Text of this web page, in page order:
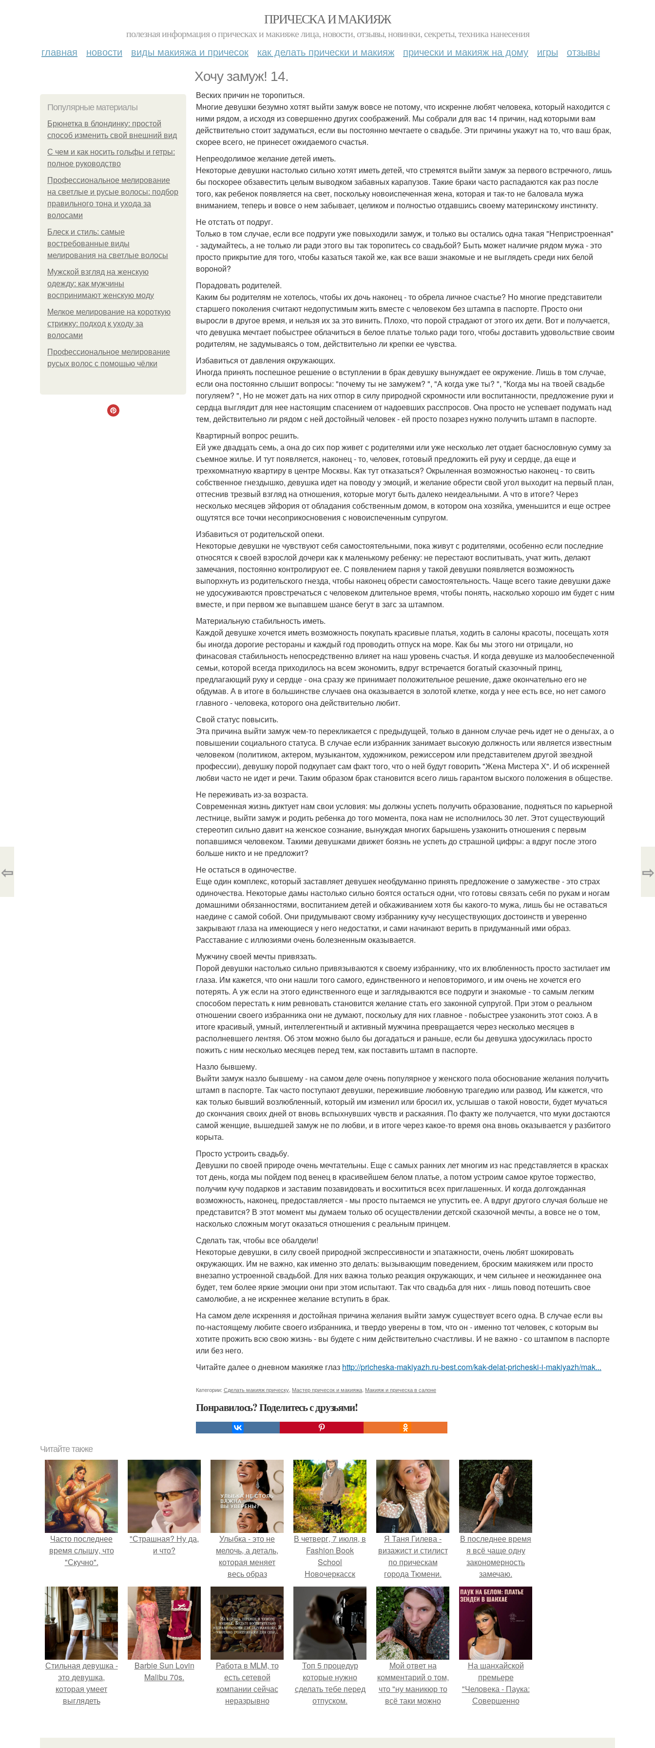
ПРИЧЕСКА И МАКИЯЖ
полезная информация о прическах и макияже лица, новости, отзывы, новинки, секреты, техника нанесения
главная новости виды макияжа и причесок как делать прически и макияж прически и макияж на дому игры отзывы
Хочу замуж! 14.
Популярные материалы
Брюнетка в блондинку: простой
способ изменить свой внешний вид
С чем и как носить гольфы и гетры:
полное руководство
Профессиональное мелирование
на светлые и русые волосы: подбор
правильного тона и ухода за
волосами
Блеск и стиль: самые
востребованные виды
мелирования на светлые волосы
Мужской взгляд на женскую
одежду: как мужчины
воспринимают женскую моду
Мелкое мелирование на короткую
стрижку: подход к уходу за
волосами
Профессиональное мелирование
русых волос с помощью чёлки
Веских причин не торопиться.
Многие девушки безумно хотят выйти замуж вовсе не потому, что искренне любят человека, который находится с
ними рядом, а исходя из совершенно других соображений. Мы собрали для вас 14 причин, над которыми вам
действительно стоит задуматься, если вы постоянно мечтаете о свадьбе. Эти причины укажут на то, что ваш брак,
скорее всего, не принесет ожидаемого счастья.
Непреодолимое желание детей иметь.
Некоторые девушки настолько сильно хотят иметь детей, что стремятся выйти замуж за первого встречного, лишь
бы поскорее обзавестить целым выводком забавных карапузов. Такие браки часто распадаются как раз после
того, как ребенок появляется на свет, поскольку новоиспеченная жена, которая и так-то не баловала мужа
вниманием, теперь и вовсе о нем забывает, целиком и полностью отдавшись своему материнскому инстинкту.
Не отстать от подруг.
Только в том случае, если все подруги уже повыходили замуж, и только вы остались одна такая "Непристроенная"
- задумайтесь, а не только ли ради этого вы так торопитесь со свадьбой? Быть может наличие рядом мужа - это
просто прикрытие для того, чтобы казаться такой же, как все ваши знакомые и не выглядеть среди них белой
вороной?
Порадовать родителей.
Каким бы родителям не хотелось, чтобы их дочь наконец - то обрела личное счастье? Но многие представители
старшего поколения считают недопустимым жить вместе с человеком без штампа в паспорте. Просто они
выросли в другое время, и нельзя их за это винить. Плохо, что порой страдают от этого их дети. Вот и получается,
что девушка мечтает побыстрее облачиться в белое платье только ради того, чтобы доставить удовольствие своим
родителям, не задумываясь о том, действительно ли крепки ее чувства.
Избавиться от давления окружающих.
Иногда принять поспешное решение о вступлении в брак девушку вынуждает ее окружение. Лишь в том случае,
если она постоянно слышит вопросы: "почему ты не замужем? ", "А когда уже ты? ", "Когда мы на твоей свадьбе
погуляем? ", Но не может дать на них отпор в силу природной скромности или воспитанности, предложение руки и
сердца выглядит для нее настоящим спасением от надоевших расспросов. Она просто не успевает подумать над
тем, действительно ли рядом с ней достойный человек - ей просто позарез нужно получить штамп в паспорте.
Квартирный вопрос решить.
Ей уже двадцать семь, а она до сих пор живет с родителями или уже несколько лет отдает баснословную сумму за
съемное жилье. И тут появляется, наконец - то, человек, готовый предложить ей руку и сердце, да еще и
трехкомнатную квартиру в центре Москвы. Как тут отказаться? Окрыленная возможностью наконец - то свить
собственное гнездышко, девушка идет на поводу у эмоций, и желание обрести свой угол выходит на первый план,
оттеснив трезвый взгляд на отношения, которые могут быть далеко неидеальными. А что в итоге? Через
несколько месяцев эйфория от обладания собственным домом, в котором она хозяйка, уменьшится и еще острее
ощутятся все точки несоприкосновения с новоиспеченным супругом.
Избавиться от родительской опеки.
Некоторые девушки не чувствуют себя самостоятельными, пока живут с родителями, особенно если последние
относятся к своей взрослой дочери как к маленькому ребенку: не перестают воспитывать, учат жить, делают
замечания, постоянно контролируют ее. С появлением парня у такой девушки появляется возможность
выпорхнуть из родительского гнезда, чтобы наконец обрести самостоятельность. Чаще всего такие девушки даже
не удосуживаются провстречаться с человеком длительное время, чтобы понять, насколько хорошо им будет с ним
вместе, и при первом же выпавшем шансе бегут в загс за штампом.
Материальную стабильность иметь.
Каждой девушке хочется иметь возможность покупать красивые платья, ходить в салоны красоты, посещать хотя
бы иногда дорогие рестораны и каждый год проводить отпуск на море. Как бы мы этого ни отрицали, но
финасовая стабильность непосредственно влияет на наш уровень счастья. И когда девушке из малообеспеченной
семьи, которой всегда приходилось на всем экономить, вдруг встречается богатый сказочный принц,
предлагающий руку и сердце - она сразу же принимает положительное решение, даже окончательно его не
обдумав. А в итоге в большинстве случаев она оказывается в золотой клетке, когда у нее есть все, но нет самого
главного - человека, которого она действительно любит.
Свой статус повысить.
Эта причина выйти замуж чем-то перекликается с предыдущей, только в данном случае речь идет не о деньгах, а о
повышении социального статуса. В случае если избранник занимает высокую должность или является известным
человеком (политиком, актером, музыкантом, художником, режиссером или представителем другой звездной
профессии), девушку порой подкупает сам факт того, что о ней будут говорить "Жена Мистера Х". И об искренней
любви часто не идет и речи. Таким образом брак становится всего лишь гарантом выского положения в обществе.
Не переживать из-за возраста.
Современная жизнь диктует нам свои условия: мы должны успеть получить образование, подняться по карьерной
лестнице, выйти замуж и родить ребенка до того момента, пока нам не исполнилось 30 лет. Этот существующий
стереотип сильно давит на женское сознание, вынуждая многих барышень узаконить отношения с первым
попавшимся человеком. Такими девушками движет боязнь не успеть до страшной цифры: а вдруг после этого
больше никто и не предложит?
Не остаться в одиночестве.
Еще один комплекс, который заставляет девушек необдуманно принять предложение о замужестве - это страх
одиночества. Некоторые дамы настолько сильно боятся остаться одни, что готовы связать себя по рукам и ногам
домашними обязанностями, воспитанием детей и обхаживанием хотя бы какого-то мужа, лишь бы не оставаться
наедине с самой собой. Они придумывают свому избраннику кучу несуществующих достоинств и уверенно
закрывают глаза на имеющиеся у него недостатки, и сами начинают верить в придуманный ими образ.
Расставание с иллюзиями очень болезненным оказывается.
Мужчину своей мечты привязать.
Порой девушки настолько сильно привязываются к своему избраннику, что их влюбленность просто застилает им
глаза. Им кажется, что они нашли того самого, единственного и неповторимого, и им очень не хочется его
потерять. А уж если на этого единственного еще и заглядываются все подруги и знакомые - то самым легким
способом перестать к ним ревновать становится желание стать его законной супругой. При этом о реальном
отношении своего избранника они не думают, поскольку для них главное - побыстрее узаконить этот союз. А в
итоге красивый, умный, интеллегентный и активный мужчина превращается через несколько месяцев в
располневшего лентяя. Об этом можно было бы догадаться и раньше, если бы девушка удосужилась просто
пожить с ним несколько месяцев перед тем, как поставить штамп в паспорте.
Назло бывшему.
Выйти замуж назло бывшему - на самом деле очень популярное у женского пола обоснование желания получить
штамп в паспорте. Так часто поступают девушки, пережившие любовную трагедию или развод. Им кажется, что
как только бывший возлюбленный, который им изменил или бросил их, услышав о такой новости, будет мучаться
до скончания своих дней от вновь вспыхнувших чувств и раскаяния. По факту же получается, что муки достаются
самой женщие, вышедшей замуж не по любви, и в итоге через какое-то время она вновь оказывается у разбитого
корыта.
Просто устроить свадьбу.
Девушки по своей природе очень мечтательны. Еще с самых ранних лет многим из нас представляется в красках
тот день, когда мы пойдем под венец в красивейшем белом платье, а потом устроим самое крутое торжество,
получим кучу подарков и заставим позавидовать и восхититься всех приглашенных. И когда долгожданная
возможность, наконец, предоставляется - мы просто пытаемся не упустить ее. А вдруг другого случая больше не
представится? В этот момент мы думаем только об осуществлении детской сказочной мечты, а вовсе не о том,
насколько сложным могут оказаться отношения с реальным принцем.
Сделать так, чтобы все обалдели!
Некоторые девушки, в силу своей природной экспрессивности и эпатажности, очень любят шокировать
окружающих. Им не важно, как именно это делать: вызывающим поведением, броским макияжем или просто
внезапно устроенной свадьбой. Для них важна только реакция окружающих, и чем сильнее и неожиданнее она
будет, тем более яркие эмоции они при этом испытают. Так что свадьба для них - лишь повод потешить свое
самолюбие, а не искреннее желание вступить в брак.
На самом деле искренняя и достойная причина желания выйти замуж существует всего одна. В случае если вы
по-настоящему любите своего избранника, и твердо уверены в том, что он - именно тот человек, с которым вы
хотите прожить всю свою жизнь - вы будете с ним действительно счастливы. И не важно - со штампом в паспорте
или без него.
Читайте далее о дневном макияже глаз http://pricheska-makiyazh.ru-best.com/kak-delat-pricheski-i-makiyazh/mak...
Категории: Сделать макияж прическу Мастер причесок и макияжа Макияж и прическа в салоне
Понравилось? Поделитесь с друзьями!
⇦ ⇨
Читайте также
Часто последнее
время слышу, что
"Скучно".
"Страшная? Ну да,
и что?
Улыбка - это не
мелочь, а деталь,
которая меняет
весь образ
человека.
В четверг, 7 июля, в
Fashion Book
School
Новочеркасск
состоится занятие
по Fashion
позированию!
Я Таня Гилева -
визажист и стилист
по прическам
города Тюмени.
В последнее время
я всё чаще одну
закономерность
замечаю.
Стильная девушка -
это девушка,
которая умеет
выглядеть
ситуации.
Barbie Sun Lovin
Malibu 70s.
Работа в MLM, то
есть сетевой
компании сейчас
неразрывно
своей страницы в
Топ 5 процедур
которые нужно
сделать тебе перед
отпуском.
Мой ответ на
комментарий о том,
что "ну маникюр то
всё таки можно
На шанхайской
премьере
"Человека - Паука:
Совершенно
просто очередной